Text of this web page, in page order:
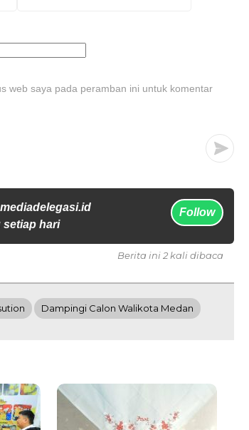
web saya pada peramban ini untuk komentar
setiap hari
Follow
Berita ini 2 kali dibaca
Dampingi Calon Walikota Medan